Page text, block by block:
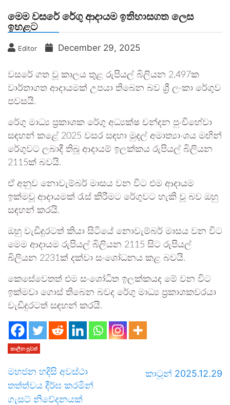
මෙම වසරේ රේගු ආදායම ඉතිහාසගත ලෙස
ඉහළට
Editor December 29, 2025
වසරේ ගත වූ කාලය තුළ රුපියල් බිලියන 2,497ක
වාර්තාගත ආදායමක් උපයා තිබෙන බව ශ්‍රී ලංකා රේගුව
පවසයි.
රේගු මාධ්‍ය ප්‍රකාශක රේගු අධ්‍යක්ෂ චන්දන පුංචිහේවා
සඳහන් කළේ 2025 වසර සඳහා මුදල් අමාත්‍යාංශය මඟින්
රේගුවට ලබාදී තිබූ ආදායම් ඉලක්කය රුපියල් බිලියන
2115ක් බවයි.
ඒ අනුව නොවැම්බර් මාසය වන විට එම ආදායම
ඉක්මවූ ආදායමක් රැස් කිරීමට රේගුවට හැකි වූ බව ඔහු
සඳහන් කරයි.
ඔහු වැඩිදුරටත් කියා සිටියේ නොවැම්බර් මාසය වන විට
මෙම ආදායම රුපියල් බිලියන 2115 සිට රුපියල්
බිලියන 2231ක් දක්වා සංශෝධනය කළ බවයි.
කෙසේවෙතත් එම සංශෝධිත ඉලක්කයද මේ වන විට
ඉක්මවා ගොස් තිබෙන බවද රේගු මාධ්‍ය ප්‍රකාශකවරයා
වැඩිදුරටත් සඳහන් කරයි.
කාලීන පුවත්
මහජන හදිසි අවස්ථා
තත්ත්වය දීර්ඝ කරමින්
ගැසට් නිවේදනයක්
කාටූන් 2025.12.29